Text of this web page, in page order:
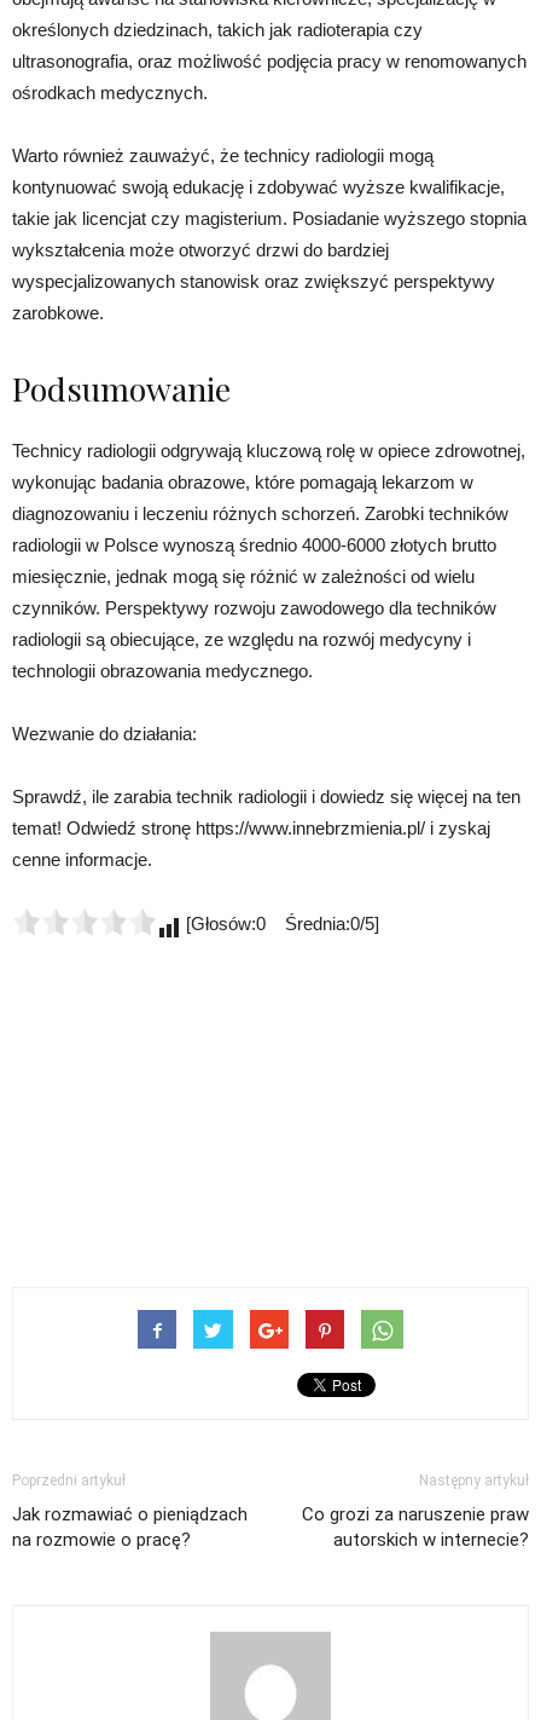
określonych dziedzinach, takich jak radioterapia czy
ultrasonografia, oraz możliwość podjęcia pracy w renomowanych
ośrodkach medycznych.
Warto również zauważyć, że technicy radiologii mogą
kontynuować swoją edukację i zdobywać wyższe kwalifikacje,
takie jak licencjat czy magisterium. Posiadanie wyższego stopnia
wykształcenia może otworzyć drzwi do bardziej
wyspecjalizowanych stanowisk oraz zwiększyć perspektywy
zarobkowe.
Podsumowanie
Technicy radiologii odgrywają kluczową rolę w opiece zdrowotnej,
wykonując badania obrazowe, które pomagają lekarzom w
diagnozowaniu i leczeniu różnych schorzeń. Zarobki techników
radiologii w Polsce wynoszą średnio 4000-6000 złotych brutto
miesięcznie, jednak mogą się różnić w zależności od wielu
czynników. Perspektywy rozwoju zawodowego dla techników
radiologii są obiecujące, ze względu na rozwój medycyny i
technologii obrazowania medycznego.
Wezwanie do działania:
Sprawdź, ile zarabia technik radiologii i dowiedz się więcej na ten
temat! Odwiedź stronę https://www.innebrzmienia.pl/ i zyskaj
cenne informacje.
[Głosów:0 Średnia:0/5]
Poprzedni artykuł
Jak rozmawiać o pieniądzach
na rozmowie o pracę?
Następny artykuł
Co grozi za naruszenie praw
autorskich w internecie?